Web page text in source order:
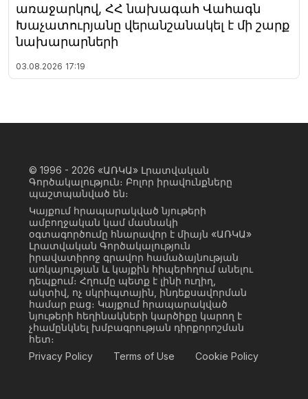
առաջարկով, ՀՀ նախագահ Վահագն
Խաչատուրյանը վերանշանակել է մի շարք
նախարարների
03.08.2026 17:19
© 1996 - 2026 «ԱՌԿԱ» Լրատվական
Գործակալություն։ Բոլոր իրավունքները
պաշտպանված են։
Կայքում հրապարակված նյութերի
ամբողջական կամ մասնակի
օգտագործումը հնարավոր է միայն «ԱՌԿԱ»
Լրատվական Գործակալություն
իրավատիրոջ գրավոր համաձայնության
առկայության և կայքին հիպերհղում անելու
դեպքում։ Հղումը պետք է լինի ուղիղ,
ակտիվ, ոչ սկրիպտային, ինդեքսավորման
համար բաց։ Կայքում հրապարակված
նյութերի հեղինակների կարծիքը կարող է
չհամընկնել խմբագրության դիրքորոշման
հետ։
Privacy Policy
Terms of Use Cookie Policy